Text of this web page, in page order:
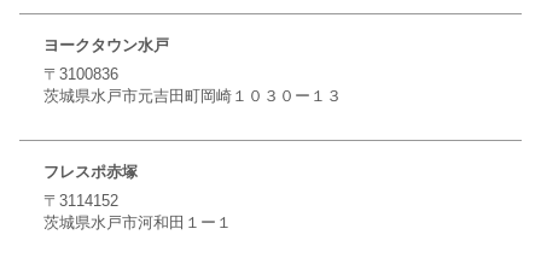
ヨークタウン水戸
〒3100836
茨城県水戸市元吉田町岡崎１０３０ー１３
フレスポ赤塚
〒3114152
茨城県水戸市河和田１ー１